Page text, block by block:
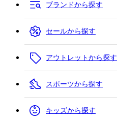
ブランドから探す
セールから探す
アウトレットから探す
スポーツから探す
キッズから探す